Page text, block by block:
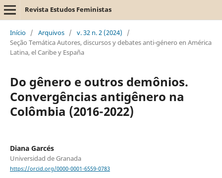
Revista Estudos Feministas
Início / Arquivos / v. 32 n. 2 (2024)
/
Seção Temática Autores, discursos y debates anti-género en América
Latina, el Caribe y España
Do gênero e outros demônios.
Convergências antigênero na
Colômbia (2016-2022)
Diana Garcés
Universidad de Granada
https://orcid.org/0000-0001-6559-0783